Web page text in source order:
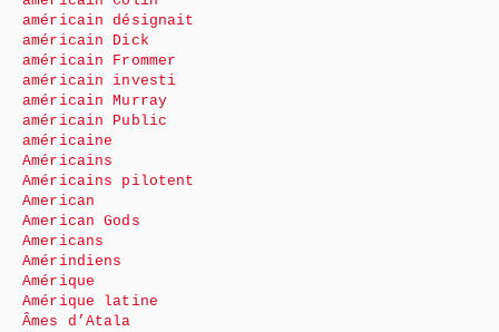
américain désignait
américain Dick
américain Frommer
américain investi
américain Murray
américain Public
américaine
Américains
Américains pilotent
American
American Gods
Americans
Amérindiens
Amérique
Amérique latine
Âmes d’Atala